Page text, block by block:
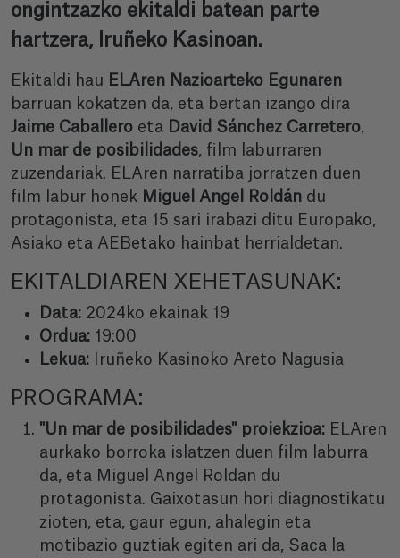
ongintzazko ekitaldi batean parte
hartzera, Iruñeko Kasinoan.
Ekitaldi hau ELAren Nazioarteko Egunaren
barruan kokatzen da, eta bertan izango dira
Jaime Caballero eta David Sánchez Carretero,
Un mar de posibilidades, film laburraren
zuzendariak. ELAren narratiba jorratzen duen
film labur honek Miguel Angel Roldán du
protagonista, eta 15 sari irabazi ditu Europako,
Asiako eta AEBetako hainbat herrialdetan.
EKITALDIAREN XEHETASUNAK:
Data: 2024ko ekainak 19
Ordua: 19:00
Lekua: Iruñeko Kasinoko Areto Nagusia
PROGRAMA:
"Un mar de posibilidades" proiekzioa: ELAren
aurkako borroka islatzen duen film laburra
da, eta Miguel Angel Roldan du
protagonista. Gaixotasun hori diagnostikatu
zioten, eta, gaur egun, ahalegin eta
motibazio guztiak egiten ari da, Saca la